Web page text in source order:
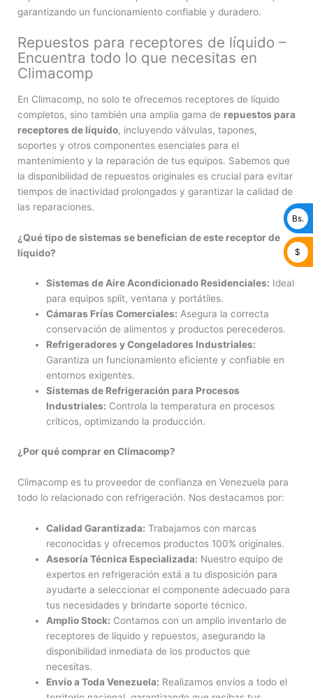
garantizando un funcionamiento confiable y duradero.
Repuestos para receptores de líquido –
Encuentra todo lo que necesitas en
Climacomp
En Climacomp, no solo te ofrecemos receptores de líquido
completos, sino también una amplia gama de repuestos para
receptores de líquido, incluyendo válvulas, tapones,
soportes y otros componentes esenciales para el
mantenimiento y la reparación de tus equipos. Sabemos que
la disponibilidad de repuestos originales es crucial para evitar
tiempos de inactividad prolongados y garantizar la calidad de
las reparaciones.
¿Qué tipo de sistemas se benefician de este receptor de
líquido?
Sistemas de Aire Acondicionado Residenciales: Ideal
para equipos split, ventana y portátiles.
Cámaras Frías Comerciales: Asegura la correcta
conservación de alimentos y productos perecederos.
Refrigeradores y Congeladores Industriales:
Garantiza un funcionamiento eficiente y confiable en
entornos exigentes.
Sistemas de Refrigeración para Procesos
Industriales: Controla la temperatura en procesos
críticos, optimizando la producción.
¿Por qué comprar en Climacomp?
Climacomp es tu proveedor de confianza en Venezuela para
todo lo relacionado con refrigeración. Nos destacamos por:
Calidad Garantizada: Trabajamos con marcas
reconocidas y ofrecemos productos 100% originales.
Asesoría Técnica Especializada: Nuestro equipo de
expertos en refrigeración está a tu disposición para
ayudarte a seleccionar el componente adecuado para
tus necesidades y brindarte soporte técnico.
Amplio Stock: Contamos con un amplio inventario de
receptores de líquido y repuestos, asegurando la
disponibilidad inmediata de los productos que
necesitas.
Envío a Toda Venezuela: Realizamos envíos a todo el
Bs.
$